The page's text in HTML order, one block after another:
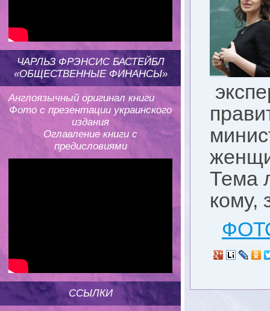
ЧАРЛЬЗ ФРЭНСИС БАСТЕЙБЛ
«ОБЩЕСТВЕННЫЕ ФИНАНСЫ»
Англоязычный оригинал книги
Фото с презентации украинского
издания
Оглавление книги с
предисловиями
ССЫЛКИ
Тема
кому,